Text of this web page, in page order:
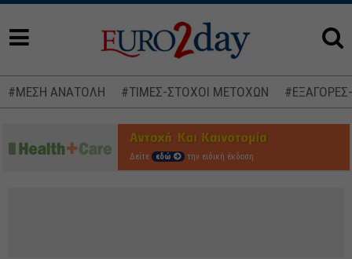
#ΜΕΣΗ ΑΝΑΤΟΛΗ #ΤΙΜΕΣ-ΣΤΟΧΟΙ ΜΕΤΟΧΩΝ
Δείτε εδώ την ειδική έκδοση